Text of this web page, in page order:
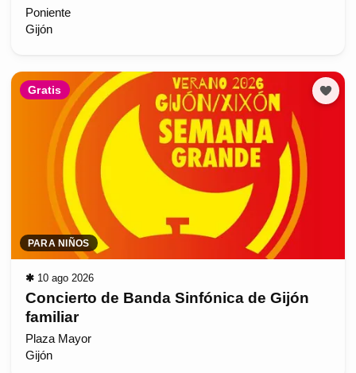
Poniente
Gijón
Gratis
PARA NIÑOS
✱ 10 ago 2026
Concierto de Banda Sinfónica de Gijón
familiar
Plaza Mayor
Gijón